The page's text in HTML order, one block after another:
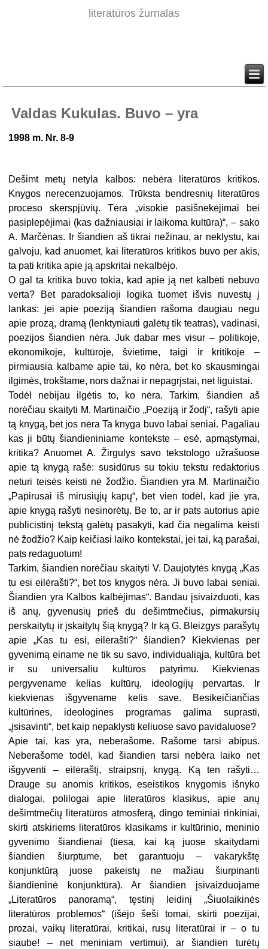
literatūros žurnalas
Valdas Kukulas. Buvo – yra
1998 m. Nr. 8-9
Dešimt metų netyla kalbos: nebėra literatūros kritikos.
Knygos nerecenzuojamos. Trūksta bendresnių literatūros
proceso skerspjūvių. Tėra „visokie pasišnekėjimai bei
pasiplepėjimai (kas dažniausiai ir laikoma kultūra)“, – sako
A. Marčėnas. Ir šiandien aš tikrai nežinau, ar neklystu, kai
galvoju, kad anuomet, kai literatūros kritikos buvo per akis,
ta pati kritika apie ją apskritai nekalbėjo.
O gal ta kritika buvo tokia, kad apie ją net kalbėti nebuvo
verta? Bet paradoksalioji logika tuomet išvis nuvestų į
lankas: jei apie poeziją šiandien rašoma daugiau negu
apie prozą, dramą (lenktyniauti galėtų tik teatras), vadinasi,
poezijos šiandien nėra. Juk dabar mes visur – politikoje,
ekonomikoje, kultūroje, švietime, taigi ir kritikoje –
pirmiausia kalbame apie tai, ko nėra, bet ko skausmingai
ilgimės, trokštame, nors dažnai ir nepagrįstai, net liguistai.
Todėl nebijau ilgėtis to, ko nėra. Tarkim, šiandien aš
norėčiau skaityti M. Martinaičio „Poeziją ir žodį“, rašyti apie
tą knygą, bet jos nėra Ta knyga buvo labai seniai. Pagaliau
kas ji būtų šiandieniniame kontekste – esė, apmąstymai,
kritika? Anuomet A. Žirgulys savo tekstologo užrašuose
apie tą knygą rašė: susidūrus su tokiu tekstu redaktorius
neturi teisės keisti nė žodžio. Šiandien yra M. Martinaičio
„Papirusai iš mirusiųjų kapų“, bet vien todėl, kad jie yra,
apie knygą rašyti nesinorėtų. Be to, ar ir pats autorius apie
publicistinį tekstą galėtų pasakyti, kad čia negalima keisti
nė žodžio? Kaip keičiasi laiko kontekstai, jei tai, ką parašai,
pats redaguotum!
Tarkim, šiandien norėčiau skaityti V. Daujotytės knygą „Kas
tu esi eilėrašti?“, bet tos knygos nėra. Ji buvo labai seniai.
Šiandien yra Kalbos kalbėjimas“. Bandau įsivaizduoti, kas
iš anų, gyvenusių prieš du dešimtmečius, pirmakursių
perskaitytų ir įskaitytų šią knygą? Ir ką G. Bleizgys parašytų
apie „Kas tu esi, eilėrašti?“ šiandien? Kiekvienas per
gyvenimą einame ne tik su savo, individualiąja, kultūra bet
ir su universaliu kultūros patyrimu. Kiekvienas
pergyvename kelias kultūrų, ideologijų pervartas. Ir
kiekvienas išgyvename kelis save. Besikeičiančias
kultūrines, ideologines programas galima suprasti,
„įsisavinti“, bet kaip nepaklysti keliuose savo pavidaluose?
Apie tai, kas yra, neberašome. Rašome tarsi abipus.
Neberašome todėl, kad šiandien tarsi nebėra laiko net
išgyventi – eilėraštį, straipsnį, knygą. Ką ten rašyti…
Drauge su anomis kritikos, eseistikos knygomis išnyko
dialogai, polilogai apie literatūros klasikus, apie anų
dešimtmečių literatūros atmosferą, dingo teminiai rinkiniai,
skirti atskiriems literatūros klasikams ir kultūrinio, meninio
gyvenimo šiandienai (tiesa, kai ką juose skaitydami
šiandien šiurptume, bet garantuoju – vakarykštę
konjunktūrą juose pakeistų ne mažiau šiurpinanti
šiandieninė konjunktūra). Ar šiandien įsivaizduojame
„Literatūros panoramą“, tęstinį leidinį „Šiuolaikinės
literatūros problemos“ (išėjo šeši tomai, skirti poezijai,
prozai, vaikų literatūrai, kritikai, rusų literatūrai ir – o tu
siaube! – net meniniam vertimui), ar šiandien turėtų